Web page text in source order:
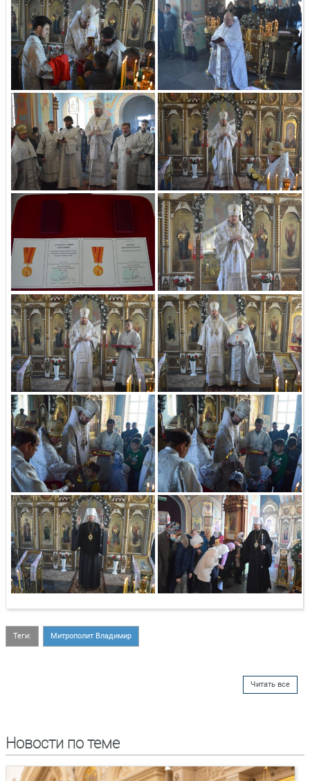
Теги: Митрополит Владимир
Читать все
Новости по теме